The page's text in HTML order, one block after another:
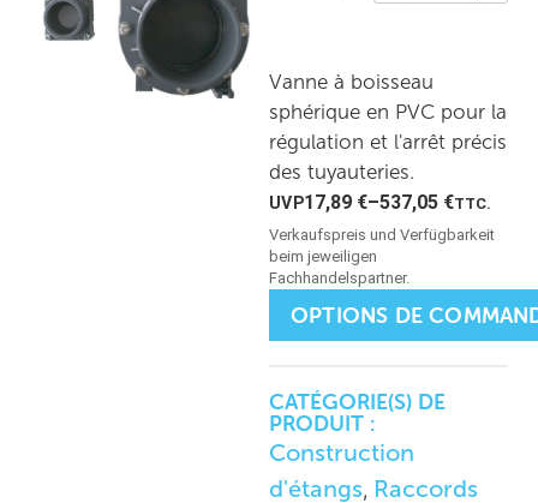
Vanne à boisseau
sphérique en PVC pour la
régulation et l'arrêt précis
des tuyauteries.
17,89 €–537,05 €TTC.
OPTIONS DE
CATÉGORIE(S) DE
PRODUIT :
Construction
d'étangs, Raccords